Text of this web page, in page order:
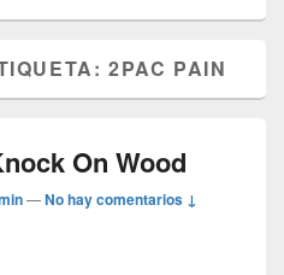
2PAC PAIN
On Wood
—No hay comentarios ↓